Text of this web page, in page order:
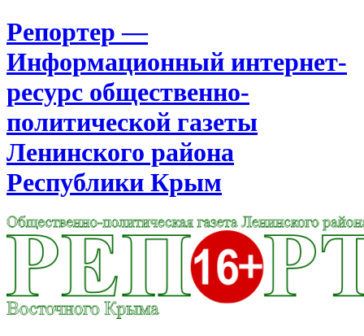
Репортер —
Информационный интернет-
ресурс общественно-
политической газеты
Ленинского района
Республики Крым